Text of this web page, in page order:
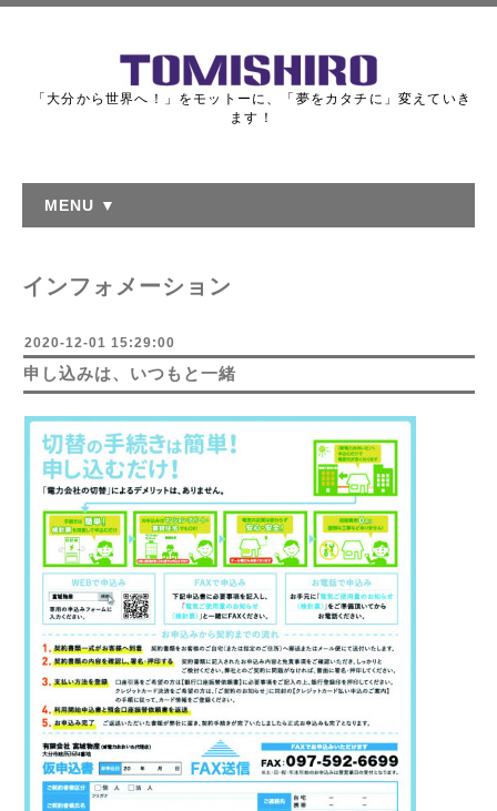
「大分から世界へ！」をモットーに、「夢をカタチに」変えていき
ます！
MENU ▼
インフォメーション
2020-12-01 15:29:00
申し込みは、いつもと一緒